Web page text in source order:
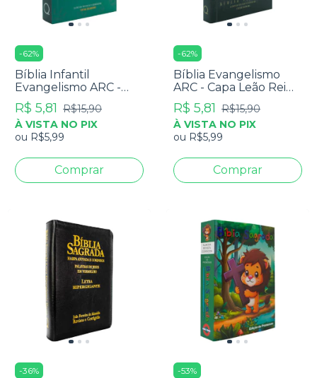
-62%
Bíblia Infantil
Evangelismo ARC -
Capa Leão de Judá
R$ 5,81 R$15,90
À VISTA NO PIX
ou R$5,99
-62%
Bíblia Evangelismo
ARC - Capa Leão Rei
Dos Reis - Edição De
Bolso
R$ 5,81 R$15,90
À VISTA NO PIX
ou R$5,99
-36% -53%